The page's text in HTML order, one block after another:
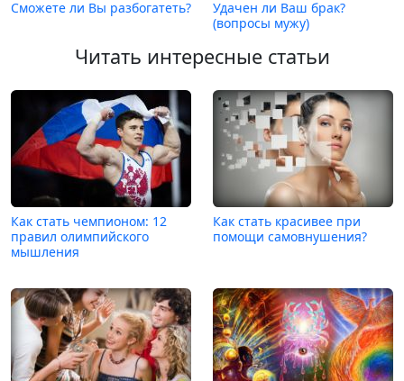
Сможете ли Вы разбогатеть?
Удачен ли Ваш брак?
(вопросы мужу)
Читать интересные статьи
Как стать чемпионом: 12
правил олимпийского
мышления
Как стать красивее при
помощи самовнушения?